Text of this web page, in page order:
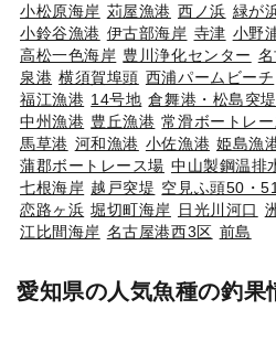
小松原海岸 苅屋漁港 西ノ浜 緑が
小鈴谷漁港 伊古部海岸 寺津 小野
高松一色海岸 豊川浄化センター
泉港 横須賀埠頭 西浦パームビーチ
福江漁港 14号地 倉舞港・松島突堤
中州漁港 豊丘漁港 常滑ボートレ
馬草港 河和漁港 小佐漁港 姫島漁
蒲郡ボートレース場 中山製鋼温排
七根海岸 越戸突堤 空見ふ頭50・
恋路ヶ浜 堀切町海岸 日光川河口
江比間海岸 名古屋港西3区 前島
愛知県の人気魚種の釣果